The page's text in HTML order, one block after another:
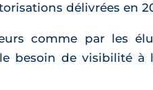
délivrées en
comme par les
besoin de visibilité à